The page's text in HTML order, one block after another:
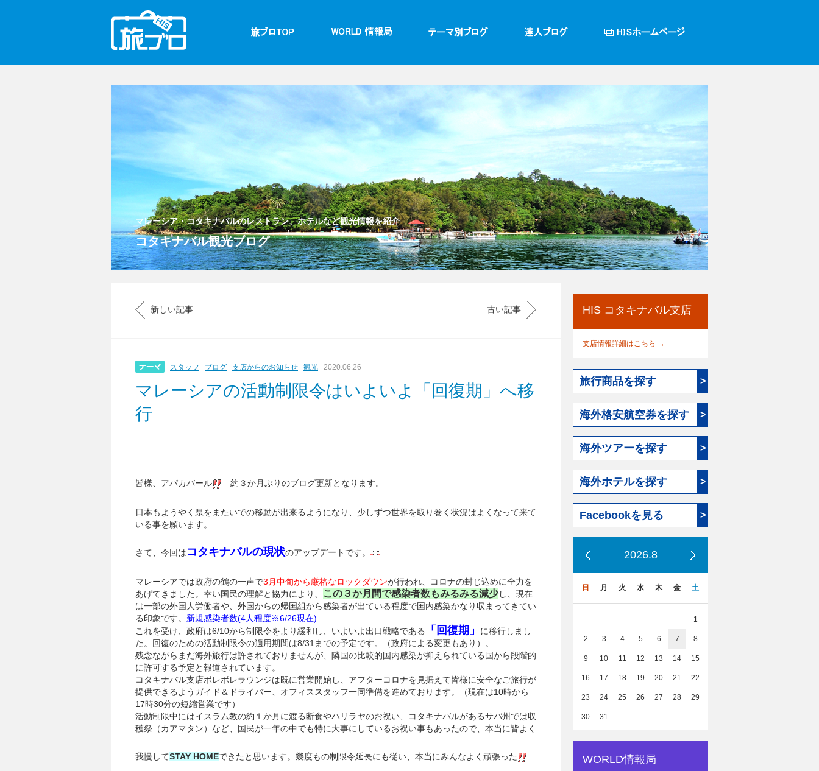
マレーシア・コタキナバルのレストラン、ホテルなど観光情報を紹介
コタキナバル観光ブログ
新しい記事 古い記事
スタッフ ブログ 支店からのお知らせ 観光 2020.06.26
マレーシアの活動制限令はいよいよ「回復期」へ移
行
皆様、アパカバール 約３か月ぶりのブログ更新となります。
日本もようやく県をまたいでの移動が出来るようになり、少しずつ世界を取り巻く状況はよくなって来て
いる事を願います。
さて、今回はコタキナバルの現状のアップデートです。
マレーシアでは政府の鶴の一声で3月中旬から厳格なロックダウンが行われ、コロナの封じ込めに全力を
あげてきました。幸い国民の理解と協力により、
この３か月間で感染者数もみるみる減少し、現在
は一部の外国人労働者や、外国からの帰国組から感染者が出ている程度で国内感染かなり収まってきてい
る印象です。 新規感染者数(4人程度※6/26現在)
これを受け、政府は6/10から制限令をより緩和し、いよいよ出口戦略である
「回復期」
に移行しまし
た。回復のための活動制限令の適用期間は8/31までの予定です。（政府による変更もあり）。
残念ながらまだ海外旅行は許されておりませんが、隣国の比較的国内感染が抑えられている国から段階的
に許可する予定と報道されています。
コタキナバル支店ボレボレラウンジは既に営業開始し、アフターコロナを見据えて皆様に安全なご旅行が
提供できるようガイド＆ドライバー、オフィススタッフ一同準備を進めております。（現在は10時から
17時30分の短縮営業です）
活動制限中にはイスラム教の約１か月に渡る断食やハリラヤのお祝い、コタキナバルがあるサバ州では収
穫祭（カアマタン）など、国民が一年の中でも特に大事にしているお祝い事もあったので、本当に皆よく
我慢してSTAY HOMEできたと思います。幾度もの制限令延長にも従い、本当にみんなよく頑張った
HIS コタキナバル支店
支店情報詳細はこちら →
旅行商品を探す >
海外格安航空券を探す >
海外ツアーを探す >
海外ホテルを探す >
Facebookを見る >
2026.8
日 月 火 水 木 金 土
1
2 3 4 5 6 7 8
9 10 11 12 13 14 15
16 17 18 19 20 21 22
23 24 25 26 27 28 29
30 31
WORLD情報局